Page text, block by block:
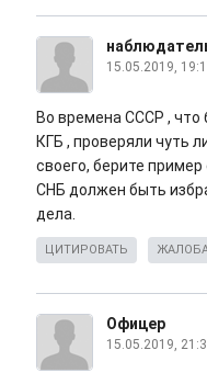
15.05.2019,
Во времена СССР , что
КГБ , проверяли чуть
своего, берите
СНБ должен быть
дела.
ЦИТИРОВАТЬ
Офицер
15.05.2019,